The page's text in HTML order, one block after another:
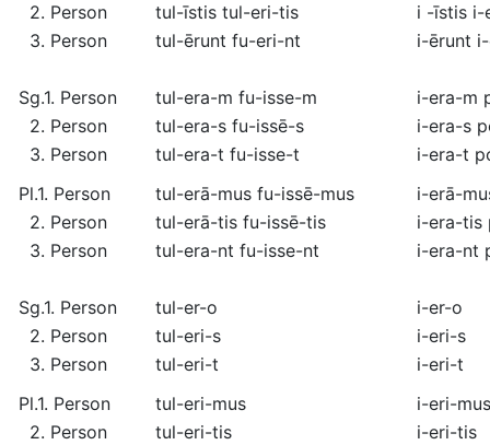
2. Person
tul-īstis tul-eri-tis i -īstis i-
3. Person
tul-ērunt fu-eri-nt i-ērunt i
Sg.1. Person tul-era-m fu-isse-m i-era-m
2. Person
tul-era-s fu-issē-s i-era-s
3. Person
tul-era-t fu-isse-t i-era-t
Pl.1. Person tul-erā-mus fu-issē-mus i-erā-
2. Person
tul-erā-tis fu-issē-tis i-era-tis
3. Person
tul-era-nt fu-isse-nt i-era-nt
Sg.1. Person tul-er-o i-er-o
2. Person
tul-eri-s i-eri-s
3. Person
tul-eri-t i-eri-t
Pl.1. Person tul-eri-mus i-eri-mus
2. Person
tul-eri-tis i-eri-tis